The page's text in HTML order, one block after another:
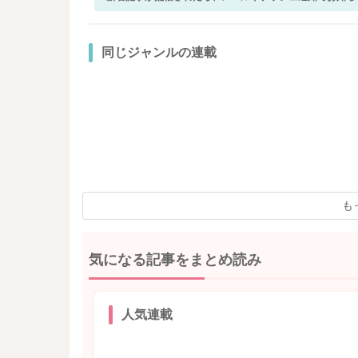
同じジャンルの連載
も
気になる記事をまとめ読み
人気連載